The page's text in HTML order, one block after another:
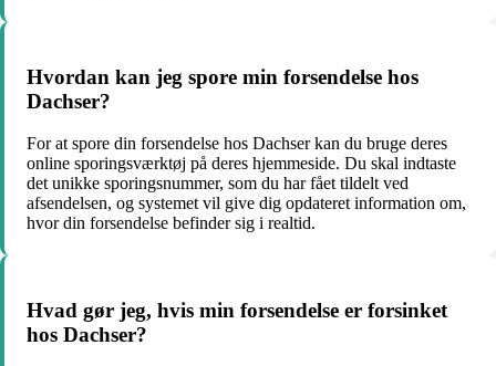
Hvordan kan jeg spore min forsendelse hos
Dachser?
For at spore din forsendelse hos Dachser kan du bruge deres
online sporingsværktøj på deres hjemmeside. Du skal indtaste
det unikke sporingsnummer, som du har fået tildelt ved
afsendelsen, og systemet vil give dig opdateret information om,
hvor din forsendelse befinder sig i realtid.
Hvad gør jeg, hvis min forsendelse er forsinket
hos Dachser?